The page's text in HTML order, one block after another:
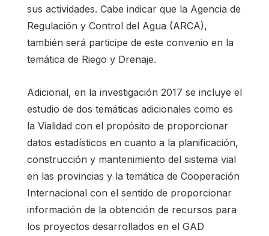
sus actividades. Cabe indicar que la Agencia de
Regulación y Control del Agua (ARCA),
también será participe de este convenio en la
temática de Riego y Drenaje.
Adicional, en la investigación 2017 se incluye el
estudio de dos temáticas adicionales como es
la Vialidad con el propósito de proporcionar
datos estadísticos en cuanto a la planificación,
construcción y mantenimiento del sistema vial
en las provincias y la temática de Cooperación
Internacional con el sentido de proporcionar
información de la obtención de recursos para
los proyectos desarrollados en el GAD